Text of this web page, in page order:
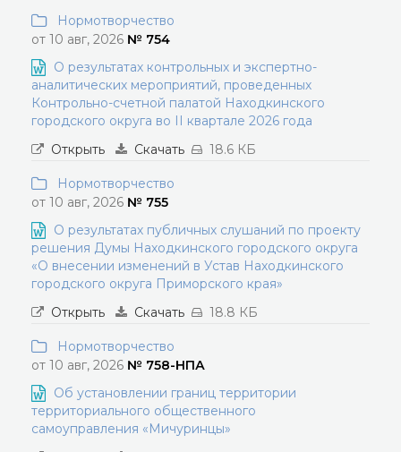
Нормотворчество
от 10 авг, 2026 № 754
О результатах контрольных и экспертно-
аналитических мероприятий, проведенных
Контрольно-счетной палатой Находкинского
городского округа во II квартале 2026 года
Открыть
Скачать 18.6 КБ
Нормотворчество
от 10 авг, 2026 № 755
О результатах публичных слушаний по проекту
решения Думы Находкинского городского округа
«О внесении изменений в Устав Находкинского
городского округа Приморского края»
Открыть
Скачать 18.8 КБ
Нормотворчество
от 10 авг, 2026 № 758-НПА
Об установлении границ территории
территориального общественного
самоуправления «Мичуринцы»